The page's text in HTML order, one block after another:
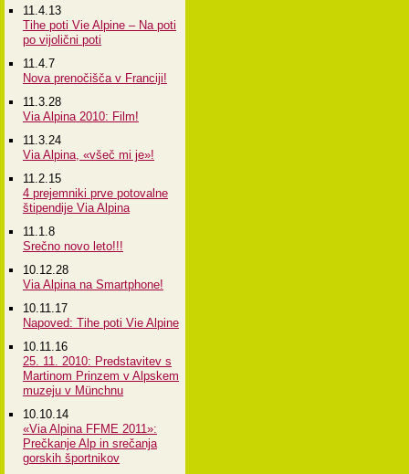
11.4.13
Tihe poti Vie Alpine – Na poti
po vijolični poti
11.4.7
Nova prenočišča v Franciji!
11.3.28
Via Alpina 2010: Film!
11.3.24
Via Alpina, «všeč mi je»!
11.2.15
4 prejemniki prve potovalne
štipendije Via Alpina
11.1.8
Srečno novo leto!!!
10.12.28
Via Alpina na Smartphone!
10.11.17
Napoved: Tihe poti Vie Alpine
10.11.16
25. 11. 2010: Predstavitev s
Martinom Prinzem v Alpskem
muzeju v Münchnu
10.10.14
«Via Alpina FFME 2011»:
Prečkanje Alp in srečanja
gorskih športnikov